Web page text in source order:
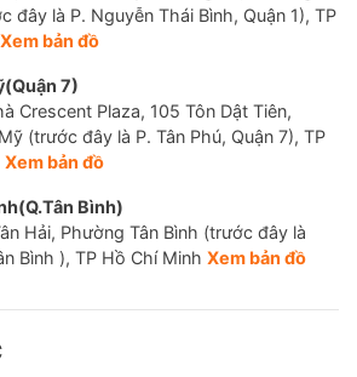
đây là P. Nguyễn Thái Bình, Quận 1), TP
Xem bản đồ
7)
Crescent Plaza, 105 Tôn Dật Tiên,
(trước đây là P. Tân Phú, Quận 7), TP
Xem bản đồ
Bình)
Hải, Phường Tân Bình (trước đây là
Bình ), TP Hồ Chí Minh Xem bản đồ